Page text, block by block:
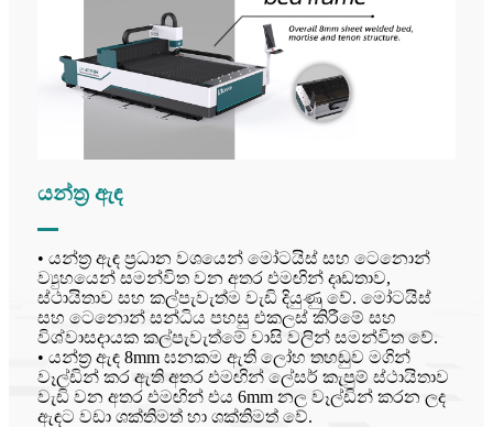
යන්ත්‍ර ඇඳ
• යන්ත්‍ර ඇඳ ප්‍රධාන වශයෙන් මෝටයිස් සහ ටෙනොන්
ව්‍යුහයෙන් සමන්විත වන අතර එමඟින් දෘඩතාව,
ස්ථායිතාව සහ කල්පැවැත්ම වැඩි දියුණු වේ. මෝටයිස්
සහ ටෙනොන් සන්ධිය පහසු එකලස් කිරීමේ සහ
විශ්වාසදායක කල්පැවැත්මේ වාසි වලින් සමන්විත වේ.
• යන්ත්‍ර ඇඳ 8mm ඝනකම ඇති ලෝහ තහඩුව මගින්
වෑල්ඩින් කර ඇති අතර එමඟින් ලේසර් කැපුම් ස්ථායිතාව
වැඩි වන අතර එමඟින් එය 6mm නල වෑල්ඩින් කරන ලද
ඇඳට වඩා ශක්තිමත් හා ශක්තිමත් වේ.